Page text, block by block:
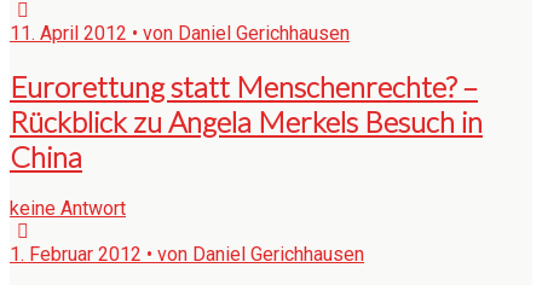
11. April 2012 • von Daniel Gerichhausen
Eurorettung statt Menschenrechte? –
Rückblick zu Angela Merkels Besuch in
China
keine Antwort
1. Februar 2012 • von Daniel Gerichhausen